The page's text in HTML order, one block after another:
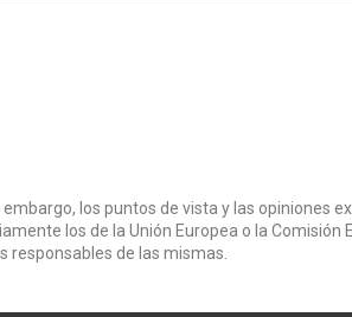
los puntos de vista y las opiniones
los de la Unión Europea o la Comisión
responsables de las mismas.